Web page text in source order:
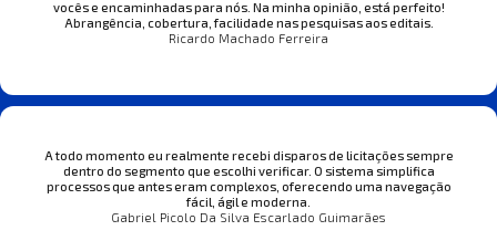
vocês e encaminhadas para nós. Na minha opinião, está perfeito!
Abrangência, cobertura, facilidade nas pesquisas aos editais.
Ricardo Machado Ferreira
A todo momento eu realmente recebi disparos de licitações sempre
dentro do segmento que escolhi verificar. O sistema simplifica
processos que antes eram complexos, oferecendo uma navegação
fácil, ágil e moderna.
Gabriel Picolo Da Silva Escarlado Guimarães